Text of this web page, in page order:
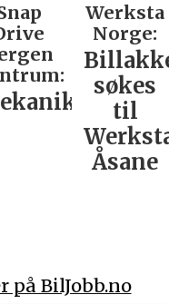
Werksta
Norge:
søkes
til
Åsane
på BilJobb.no